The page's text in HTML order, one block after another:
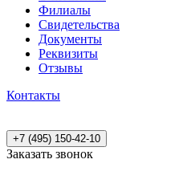
Филиалы
Свидетельства
Документы
Реквизиты
Отзывы
Контакты
+7 (495) 150-42-10
Заказать звонок